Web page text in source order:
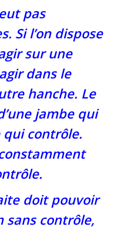
pas
Si l’on dispose
sur une
dans le
hanche. Le
jambe qui
qui contrôle.
doit pouvoir
sans contrôle,